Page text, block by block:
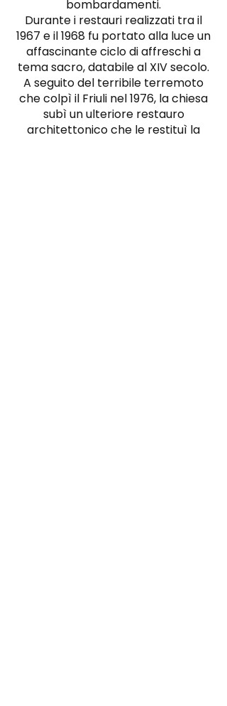
bombardamenti.
Durante i restauri realizzati tra il
1967 e il 1968 fu portato alla luce un
affascinante ciclo di affreschi a
tema sacro, databile al XIV secolo.
A seguito del terribile terremoto
che colpì il Friuli nel 1976, la chiesa
subì un ulteriore restauro
architettonico che le restituì la